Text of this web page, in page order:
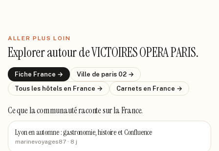
ALLER PLUS LOIN
Explorer autour deVICTOIRES OPERA PARIS.
Fiche France → Ville de paris 02 →
Tous les hôtels en France → Carnets en France →
Ce que la communauté racontesur la France.
Lyon en automne : gastronomie, histoire et Confluence
marinevoyages87 · 8 j